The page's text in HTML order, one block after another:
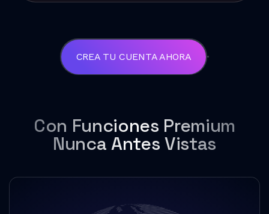
CREA TU CUENTA AHORA
Con Funciones Premium
Nunca Antes Vistas